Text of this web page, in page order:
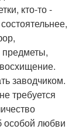
кто-то -
предметы,
заводчиком.
требуется
особой любви